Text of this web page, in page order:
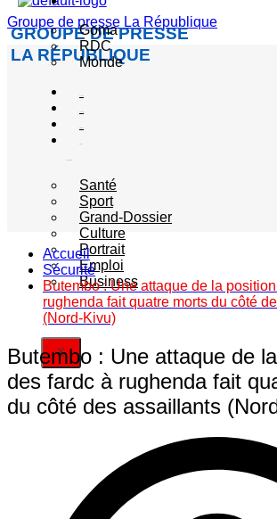
Groupe de presse La République
GROUPE DE PRESSE
LA RÉPUBLIQUE
Goma
RDC
Monde
Santé
Sport
Grand-Dossier
Culture
Portrait
Emploi
Business
X
Accueil
Sécurité
Butembo : Une attaque de la
rughenda fait quatre morts du côté
(Nord-Kivu)
Butembo : Une attaque de
des fardc à rughenda fait
du côté des assaillants